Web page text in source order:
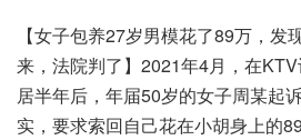
【女子包养27岁男模花了89万，发
来，法院判了】2021年4月，在
居半年后，年届50岁的女子周某起
实，要求索回自己花在小胡身上的